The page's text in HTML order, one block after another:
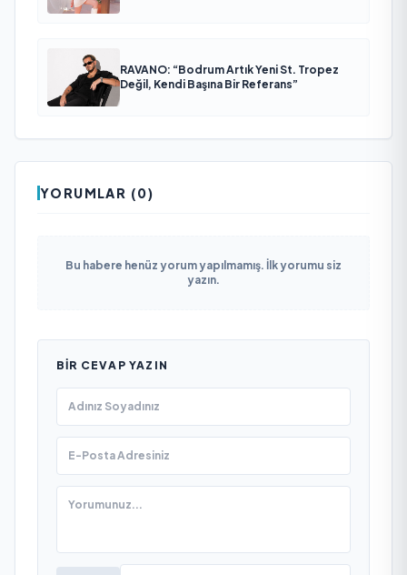
RAVANO: “Bodrum Artık Yeni St. Tropez
Değil, Kendi Başına Bir Referans”
YORUMLAR (0)
Bu habere henüz yorum yapılmamış. İlk yorumu siz
yazın.
BIR CEVAP YAZIN